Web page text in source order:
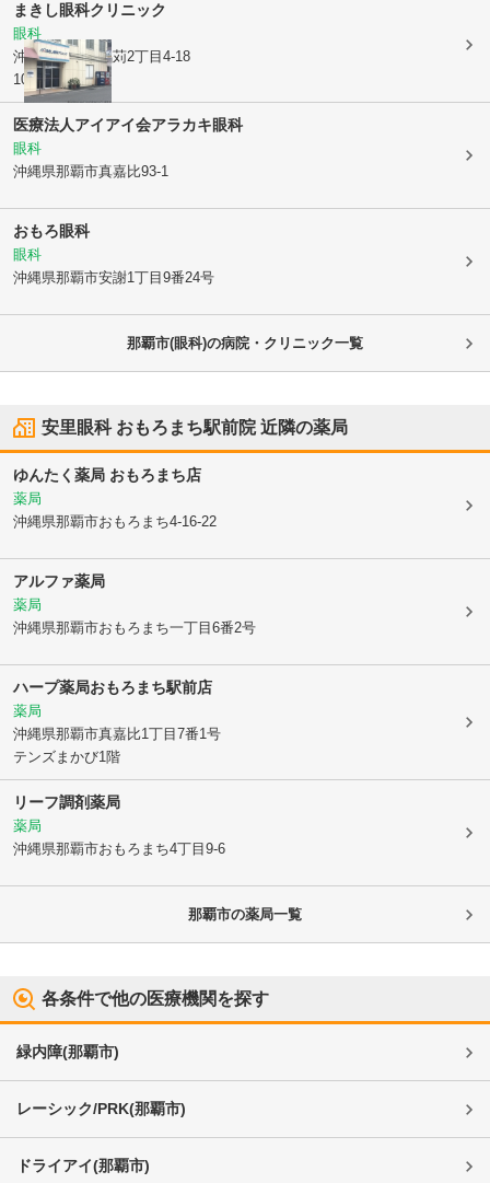
まきし眼科クリニック
眼科
沖縄県那覇市銘苅2丁目4-18
102号
医療法人アイアイ会アラカキ眼科
眼科
沖縄県那覇市真嘉比93-1
おもろ眼科
眼科
沖縄県那覇市安謝1丁目9番24号
那覇市(眼科)の病院・クリニック一覧
安里眼科 おもろまち駅前院近隣の薬局
ゆんたく薬局 おもろまち店
薬局
沖縄県那覇市おもろまち4-16-22
アルファ薬局
薬局
沖縄県那覇市おもろまち一丁目6番2号
ハープ薬局おもろまち駅前店
薬局
沖縄県那覇市真嘉比1丁目7番1号
テンズまかび1階
リーフ調剤薬局
薬局
沖縄県那覇市おもろまち4丁目9-6
那覇市の薬局一覧
各条件で他の医療機関を探す
緑内障(那覇市)
レーシック/PRK(那覇市)
ドライアイ(那覇市)